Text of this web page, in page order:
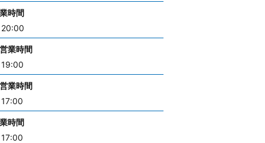
時間
業時間
業時間
時間